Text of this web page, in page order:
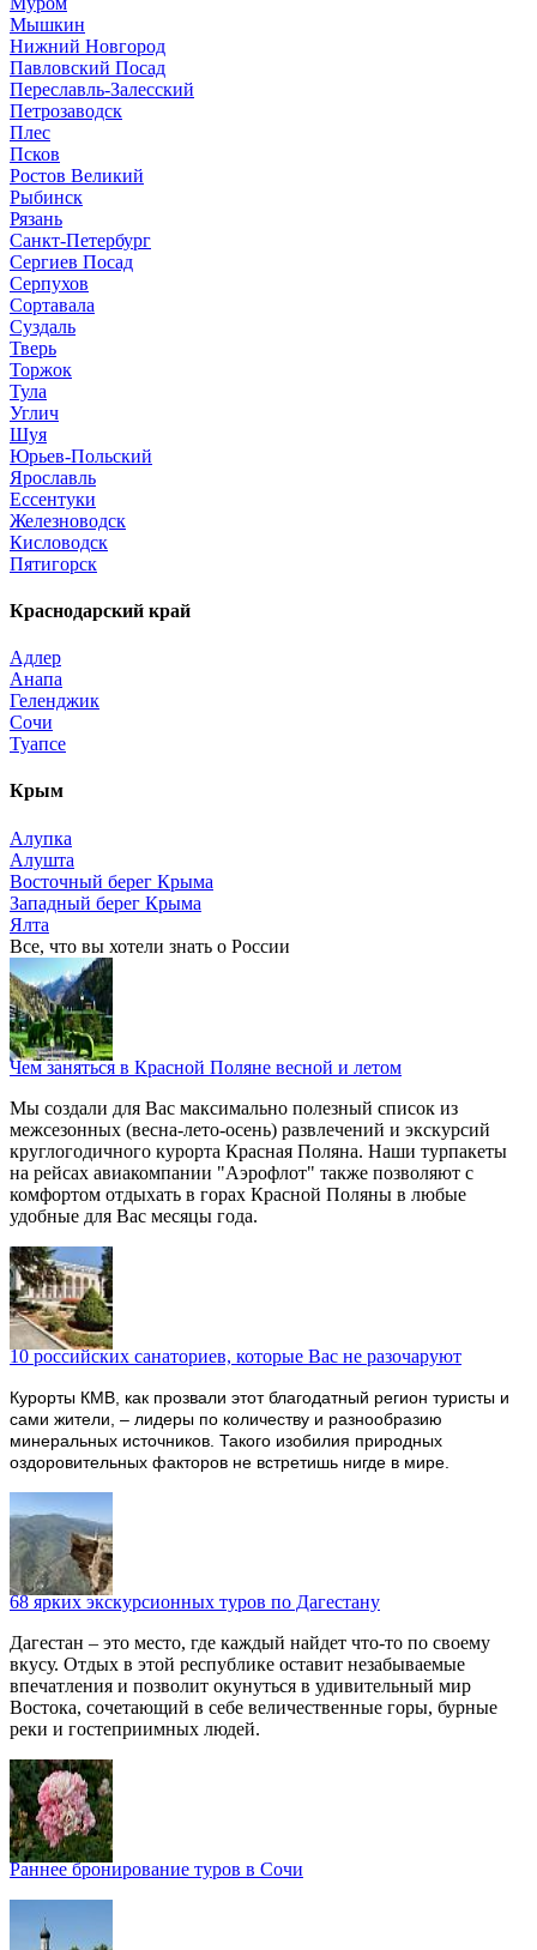
Мышкин
Нижний Новгород
Павловский Посад
Переславль-Залесский
Петрозаводск
Плес
Псков
Ростов Великий
Рыбинск
Рязань
Санкт-Петербург
Сергиев Посад
Серпухов
Сортавала
Суздаль
Тверь
Торжок
Тула
Углич
Шуя
Юрьев-Польский
Ярославль
Ессентуки
Железноводск
Кисловодск
Пятигорск
Краснодарский край
Адлер
Анапа
Геленджик
Сочи
Туапсе
Крым
Алупка
Алушта
Восточный берег Крыма
Западный берег Крыма
Ялта
Все, что вы хотели знать o России
Чем заняться в Красной Поляне весной и летом
Мы создали для Вас максимально полезный список из
межсезонных (весна-лето-осень) развлечений и экскурсий
круглогодичного курорта Красная Поляна. Наши турпакеты
на рейсах авиакомпании "Аэрофлот" также позволяют с
комфортом отдыхать в горах Красной Поляны в любые
удобные для Вас месяцы года.
10 российских санаториев, которые Вас не разочаруют
Курорты КМВ, как прозвали этот благодатный регион туристы и
сами жители, – лидеры по количеству и разнообразию
минеральных источников. Такого изобилия природных
оздоровительных факторов не встретишь нигде в мире.
68 ярких экскурсионных туров по Дагестану
Дагестан – это место, где каждый найдет что-то по своему
вкусу. Отдых в этой республике оставит незабываемые
впечатления и позволит окунуться в удивительный мир
Востока, сочетающий в себе величественные горы, бурные
реки и гостеприимных людей.
Раннее бронирование туров в Сочи